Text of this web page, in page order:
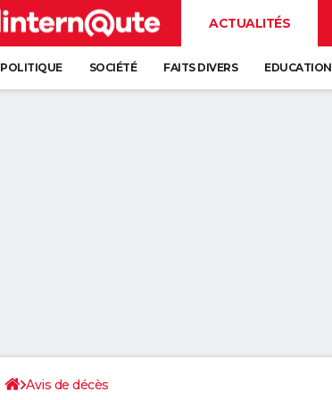
ACTUALITÉS
POLITIQUE SOCIÉTÉ FAITS DIVERS EDUCATION
Avis de décès